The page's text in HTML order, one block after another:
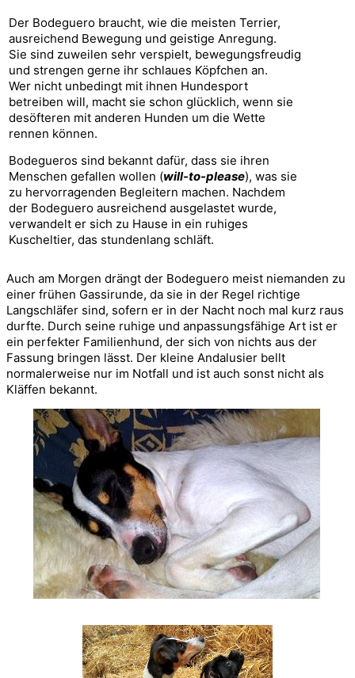
Der Bodeguero braucht, wie die meisten Terrier,
ausreichend Bewegung und geistige Anregung.
Sie sind zuweilen sehr verspielt, bewegungsfreudig
und strengen gerne ihr schlaues Köpfchen an.
Wer nicht unbedingt mit ihnen Hundesport
betreiben will, macht sie schon glücklich, wenn sie
desöfteren mit anderen Hunden um die Wette
rennen können.
Bodegueros sind bekannt dafür, dass sie ihren
Menschen gefallen wollen (will-to-please), was sie
zu hervorragenden Begleitern machen. Nachdem
der Bodeguero ausreichend ausgelastet wurde,
verwandelt er sich zu Hause in ein ruhiges
Kuscheltier, das stundenlang schläft.
Auch am Morgen drängt der Bodeguero meist niemanden zu
einer frühen Gassirunde, da sie in der Regel richtige
Langschläfer sind, sofern er in der Nacht noch mal kurz raus
durfte. Durch seine ruhige und anpassungsfähige Art ist er
ein perfekter Familienhund, der sich von nichts aus der
Fassung bringen lässt. Der kleine Andalusier bellt
normalerweise nur im Notfall und ist auch sonst nicht als
Kläffen bekannt.